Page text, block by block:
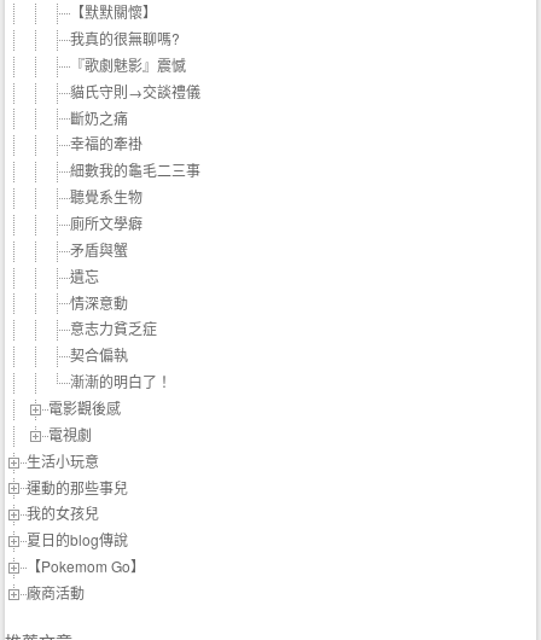
【默默關懷】
我真的很無聊嗎?
『歌劇魅影』震憾
貓氏守則→交談禮儀
斷奶之痛
幸福的牽褂
細數我的龜毛二三事
聽覺系生物
廁所文學癖
矛盾與蟹
遺忘
情深意動
意志力貧乏症
契合偏執
漸漸的明白了！
電影觀後感
電視劇
生活小玩意
運動的那些事兒
我的女孩兒
夏日的blog傳說
【Pokemom Go】
廠商活動